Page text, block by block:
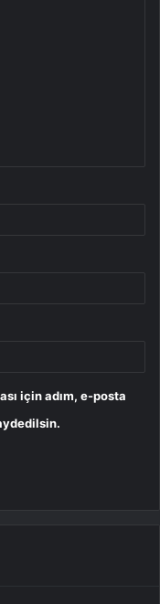
için adım, e-posta